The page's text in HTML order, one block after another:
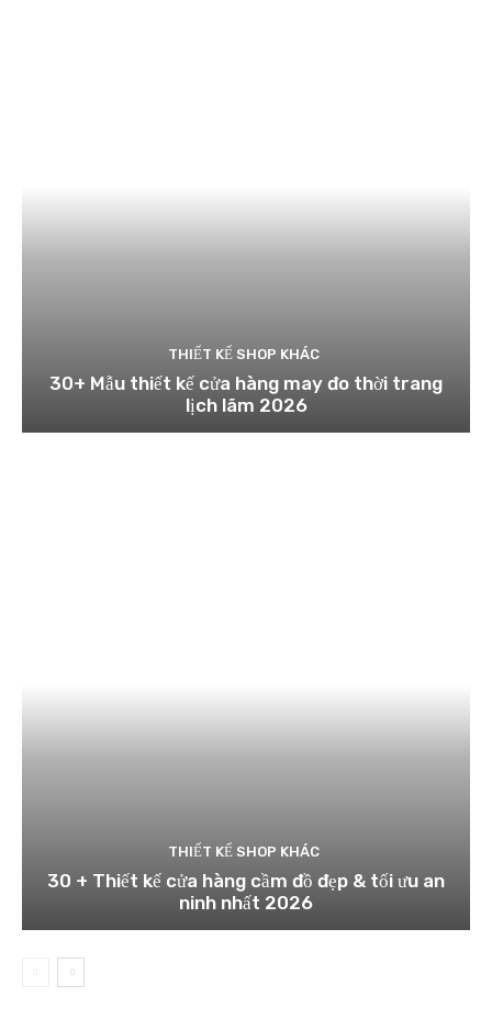
THIẾT KẾ SHOP KHÁC
30+ Mẫu thiết kế cửa hàng may đo thời trang
lịch lãm 2026
THIẾT KẾ SHOP KHÁC
30 + Thiết kế cửa hàng cầm đồ đẹp & tối ưu an
ninh nhất 2026